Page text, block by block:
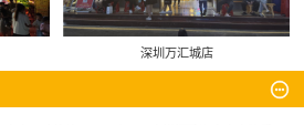
深圳万汇城店